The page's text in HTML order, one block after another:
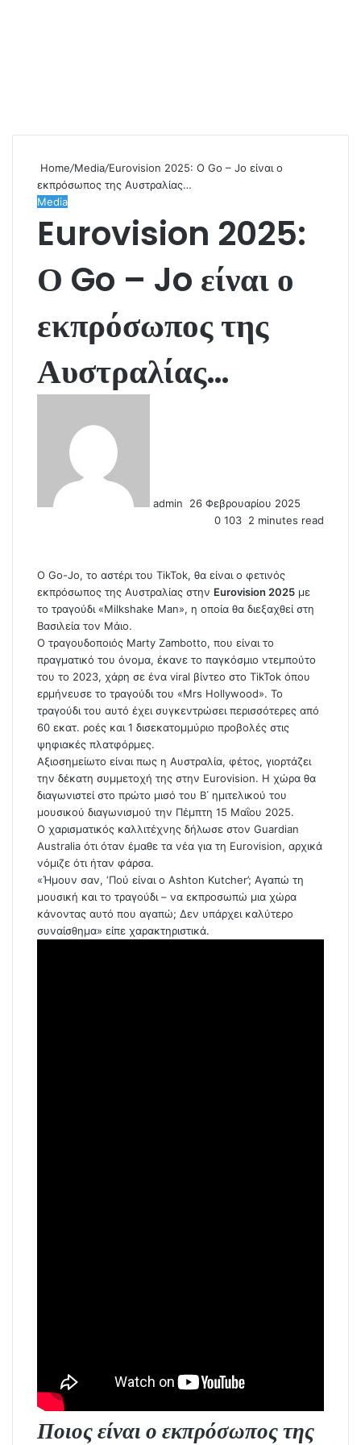
Home/Media/Eurovision 2025: Ο Go – Jo είναι ο
εκπρόσωπος της Αυστραλίας…
Media
Eurovision 2025:
Ο Go – Jo είναι ο
εκπρόσωπος της
Αυστραλίας…
admin
e
26 Φεβρουαρίου 2025
0 103 2 minutes read
Ο Go-Jo, τo αστέρι του TikTok, θα είναι ο φετινός
εκπρόσωπος της Αυστραλίας στην Eurovision 2025 με
το τραγούδι «Milkshake Man», η οποία θα διεξαχθεί στη
Βασιλεία τον Μάιο.
Ο τραγουδοποιός Marty Zambotto, που είναι το
πραγματικό του όνομα, έκανε το παγκόσμιο ντεμπούτο
του το 2023, χάρη σε ένα viral βίντεο στο TikTok όπου
ερμήνευσε το τραγούδι του «Mrs Hollywood». Το
τραγούδι του αυτό έχει συγκεντρώσει περισσότερες από
60 εκατ. ροές και 1 δισεκατομμύριο προβολές στις
ψηφιακές πλατφόρμες.
Αξιοσημείωτο είναι πως η Αυστραλία, φέτος, γιορτάζει
την δέκατη συμμετοχή της στην Eurovision. Η χώρα θα
διαγωνιστεί στο πρώτο μισό του Β΄ ημιτελικού του
μουσικού διαγωνισμού την Πέμπτη 15 Μαΐου 2025.
Ο χαρισματικός καλλιτέχνης δήλωσε στον Guardian
Australia ότι όταν έμαθε τα νέα για τη Eurovision, αρχικά
νόμιζε ότι ήταν φάρσα.
«Ήμουν σαν, ‘Πού είναι ο Ashton Kutcher’; Αγαπώ τη
μουσική και το τραγούδι – να εκπροσωπώ μια χώρα
κάνοντας αυτό που αγαπώ; Δεν υπάρχει καλύτερο
συναίσθημα» είπε χαρακτηριστικά.
Ποιος είναι ο εκπρόσωπος της